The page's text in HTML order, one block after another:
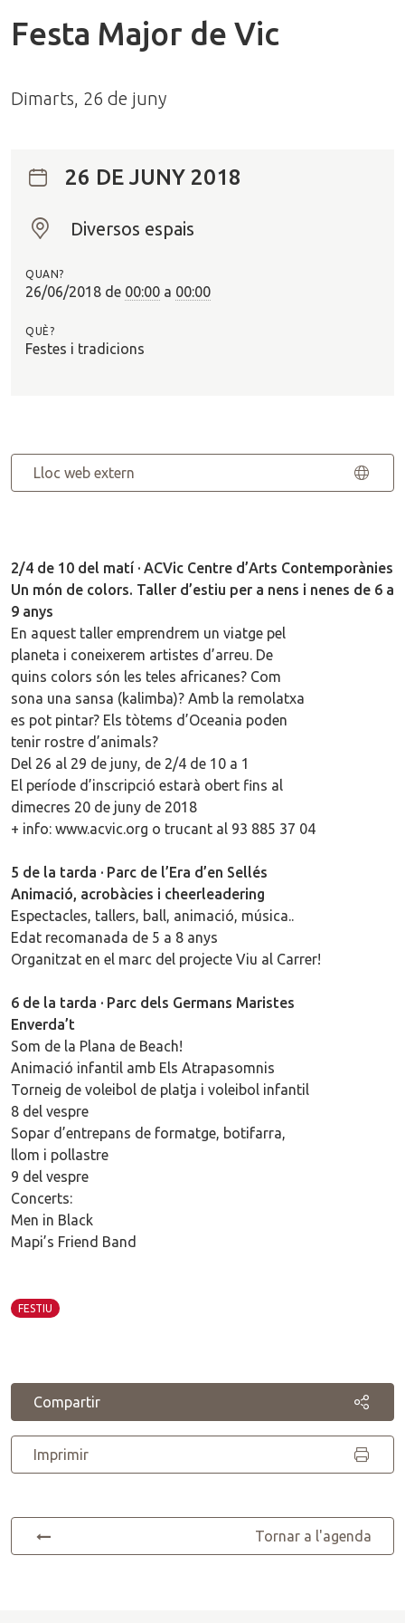
Festa Major de Vic
Dimarts, 26 de juny
26 DE JUNY 2018
O
?
Diversos espais
QUAN?
26/06/2018 de 00:00 a 00:00
QUÈ?
Festes i tradicions
Lloc web extern
2/4 de 10 del matí · ACVic Centre d’Arts Contemporànies
Un món de colors. Taller d’estiu per a nens i nenes de 6 a
9 anys
En aquest taller emprendrem un viatge pel
planeta i coneixerem artistes d’arreu. De
quins colors són les teles africanes? Com
sona una sansa (kalimba)? Amb la remolatxa
es pot pintar? Els tòtems d’Oceania poden
tenir rostre d’animals?
Del 26 al 29 de juny, de 2/4 de 10 a 1
El període d’inscripció estarà obert fins al
dimecres 20 de juny de 2018
+ info: www.acvic.org o trucant al 93 885 37 04
5 de la tarda · Parc de l’Era d’en Sellés
Animació, acrobàcies i cheerleadering
Espectacles, tallers, ball, animació, música..
Edat recomanada de 5 a 8 anys
Organitzat en el marc del projecte Viu al Carrer!
6 de la tarda · Parc dels Germans Maristes
Enverda’t
Som de la Plana de Beach!
Animació infantil amb Els Atrapasomnis
Torneig de voleibol de platja i voleibol infantil
8 del vespre
Sopar d’entrepans de formatge, botifarra,
llom i pollastre
9 del vespre
Concerts:
Men in Black
Mapi’s Friend Band
FESTIU
Compartir
Imprimir
Tornar a l'agenda